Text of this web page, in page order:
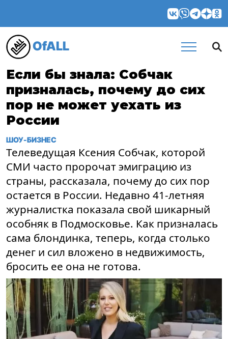
OfALL
Если бы знала: Собчак
призналась, почему до сих
пор не может уехать из
России
ШОУ-БИЗНЕС
Телеведущая Ксения Собчак, которой
СМИ часто пророчат эмиграцию из
страны, рассказала, почему до сих пор
остается в России. Недавно 41-летняя
журналистка показала свой шикарный
особняк в Подмосковье. Как призналась
сама блондинка, теперь, когда столько
денег и сил вложено в недвижимость,
бросить ее она не готова.